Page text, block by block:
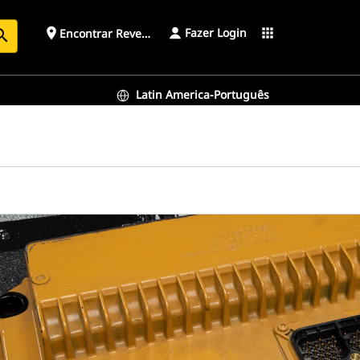
place Encontrar Revendedor Fazer Login apps
Latin America-Português